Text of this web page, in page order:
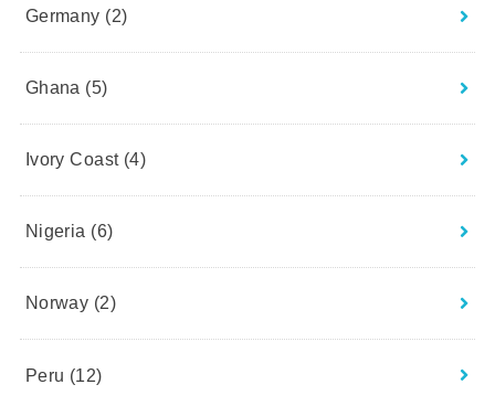
Germany (2)
Ghana (5)
Ivory Coast (4)
Nigeria (6)
Norway (2)
Peru (12)